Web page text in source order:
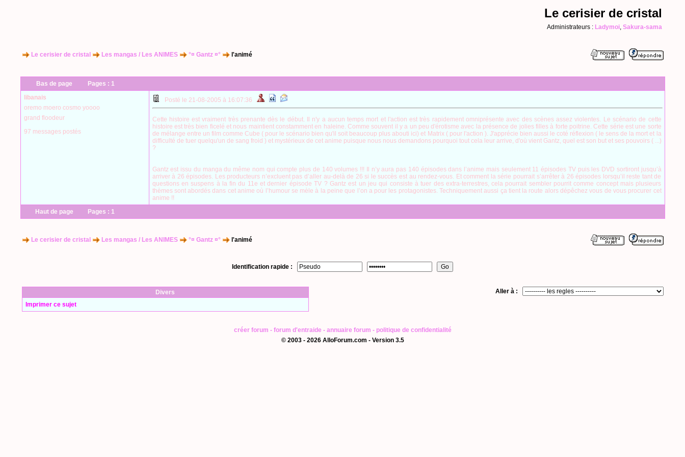
Le cerisier de cristal
Administrateurs : Ladymoi, Sakura-sama
Le cerisier de cristal Les mangas / Les ANIMES °¤ Gantz ¤° l'animé
Bas de page Pages : 1
libanais
oremo moero cosmo yoooo
grand floodeur
97 messages postés
Posté le 21-08-2005 à 16:07:36
Cette histoire est vraiment très prenante dès le début. Il n'y a aucun temps mort et l'action est très rapidement omniprésente avec des scènes assez violentes. Le scénario de cette
histoire est très bien ficelé et nous maintient constamment en haleine. Comme souvent il y a un peu d'érotisme avec la présence de jolies filles à forte poitrine. Cette série est une sorte
de mélange entre un film comme Cube ( pour le scénario bien qu'il soit beaucoup plus abouti ici) et Matrix ( pour l'action ). J'apprécie bien aussi le coté réflexion ( le sens de la mort et la
difficulté de tuer quelqu'un de sang froid ) et mystérieux de cet anime puisque nous nous demandons pourquoi tout cela leur arrive, d'où vient Gantz, quel est son but et ses pouvoirs ( ...)
?
Gantz est issu du manga du même nom qui compte plus de 140 volumes !!! Il n’y aura pas 140 épisodes dans l’anime mais seulement 11 épisodes TV puis les DVD sortiront jusqu’à
arriver à 26 épisodes. Les producteurs n’excluent pas d’aller au-delà de 26 si le succès est au rendez-vous. Et comment la série pourrait s’arrêter à 26 épisodes lorsqu’il reste tant de
questions en suspens à la fin du 11e et dernier épisode TV ? Gantz est un jeu qui consiste à tuer des extra-terrestres, cela pourrait sembler pourrit comme concept mais plusieurs
thèmes sont abordés dans cet anime où l’humour se mèle à la peine que l’on a pour les protagonistes. Techniquement aussi ça tient la route alors dépêchez vous de vous procurer cet
anime !!
Haut de page
Pages : 1
Le cerisier de cristal Les mangas / Les ANIMES °¤ Gantz ¤° l'animé
Identification rapide :
Divers
Imprimer ce sujet
Aller à :
créer forum - forum d'entraide- annuaire forum - politique de confidentialité
© 2003 - 2026 AlloForum.com - Version 3.5